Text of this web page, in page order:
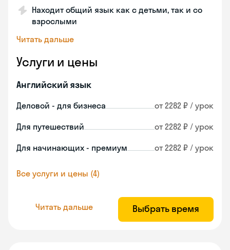
Находит общий язык как с детьми, так и со
взрослыми
Читать дальше
Услуги и цены
Английский язык
Деловой - для бизнеса от 2282 ₽ / урок
Для путешествий от 2282 ₽ / урок
Для начинающих - премиум от 2282 ₽ / урок
Все услуги и цены (4)
Читать дальше Выбрать время